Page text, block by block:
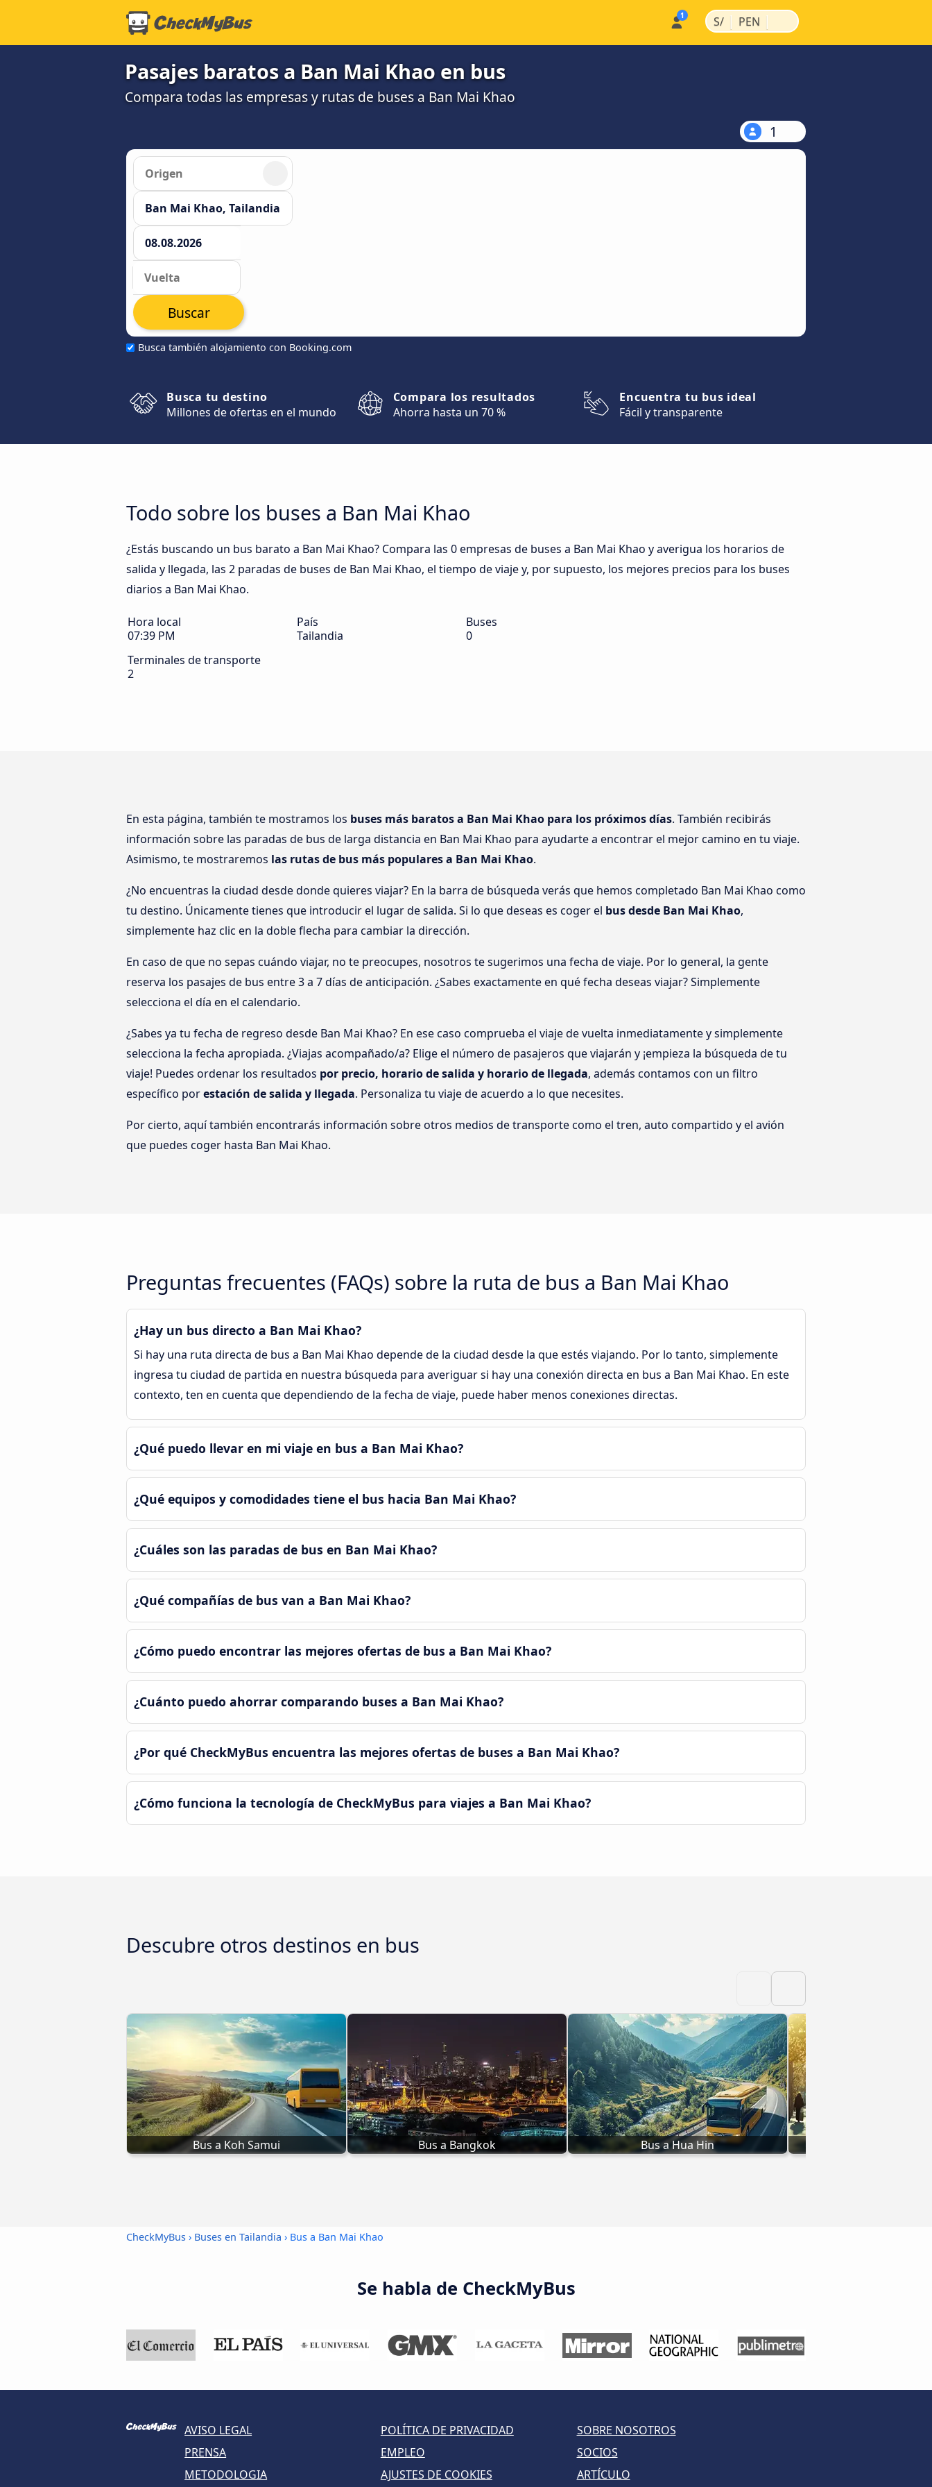
S/ | PEN |
Pasajes baratos a Ban Mai Khao en bus
Compara todas las empresas y rutas de buses a Ban Mai Khao
1
Busca también alojamiento con Booking.com
Buscar
Busca tu destino
Millones de ofertas en el mundo
Compara los resultados
Ahorra hasta un 70 %
Encuentra tu bus ideal
Fácil y transparente
Todo sobre los buses a Ban Mai Khao
¿Estás buscando un bus barato a Ban Mai Khao? Compara las 0 empresas de buses a Ban Mai Khao y averigua los horarios de
salida y llegada, las 2 paradas de buses de Ban Mai Khao, el tiempo de viaje y, por supuesto, los mejores precios para los buses
diarios a Ban Mai Khao.
Hora local
07:39 PM
País
Tailandia
Buses
0
Terminales de transporte
2
En esta página, también te mostramos los buses más baratos a Ban Mai Khao para los próximos días. También recibirás
información sobre las paradas de bus de larga distancia en Ban Mai Khao para ayudarte a encontrar el mejor camino en tu viaje.
Asimismo, te mostraremos las rutas de bus más populares a Ban Mai Khao.
¿No encuentras la ciudad desde donde quieres viajar? En la barra de búsqueda verás que hemos completado Ban Mai Khao como
tu destino. Únicamente tienes que introducir el lugar de salida. Si lo que deseas es coger el bus desde Ban Mai Khao,
simplemente haz clic en la doble flecha para cambiar la dirección.
En caso de que no sepas cuándo viajar, no te preocupes, nosotros te sugerimos una fecha de viaje. Por lo general, la gente
reserva los pasajes de bus entre 3 a 7 días de anticipación. ¿Sabes exactamente en qué fecha deseas viajar? Simplemente
selecciona el día en el calendario.
¿Sabes ya tu fecha de regreso desde Ban Mai Khao? En ese caso comprueba el viaje de vuelta inmediatamente y simplemente
selecciona la fecha apropiada. ¿Viajas acompañado/a? Elige el número de pasajeros que viajarán y ¡empieza la búsqueda de tu
viaje! Puedes ordenar los resultados por precio, horario de salida y horario de llegada, además contamos con un filtro
específico porestación de salida y llegada. Personaliza tu viaje de acuerdo a lo que necesites.
Por cierto, aquí también encontrarás información sobre otros medios de transporte como el tren, auto compartido y el avión
que puedes coger hasta Ban Mai Khao.
Preguntas frecuentes (FAQs) sobre la ruta de bus a Ban Mai Khao
¿Hay un bus directo a Ban Mai Khao?
Si hay una ruta directa de bus a Ban Mai Khao depende de la ciudad desde la que estés viajando. Por lo tanto, simplemente
ingresa tu ciudad de partida en nuestra búsqueda para averiguar si hay una conexión directa en bus a Ban Mai Khao. En este
contexto, ten en cuenta que dependiendo de la fecha de viaje, puede haber menos conexiones directas.
¿Qué puedo llevar en mi viaje en bus a Ban Mai Khao?
¿Qué equipos y comodidades tiene el bus hacia Ban Mai Khao?
¿Cuáles son las paradas de bus en Ban Mai Khao?
¿Qué compañías de bus van a Ban Mai Khao?
¿Cómo puedo encontrar las mejores ofertas de bus a Ban Mai Khao?
¿Cuánto puedo ahorrar comparando buses a Ban Mai Khao?
¿Por qué CheckMyBus encuentra las mejores ofertas de buses a Ban Mai Khao?
¿Cómo funciona la tecnología de CheckMyBus para viajes a Ban Mai Khao?
Descubre otros destinos en bus
Bus a Koh Samui Bus a Bangkok Bus a Hua Hin
CheckMyBus › Buses en Tailandia › Bus a Ban Mai Khao
Se habla de CheckMyBus
AVISO LEGAL POLÍTICA DE PRIVACIDAD
SOBRE NOSOTROS
PRENSA
EMPLEO
SOCIOS
METODOLOGIA
AJUSTES DE COOKIES ARTÍCULO